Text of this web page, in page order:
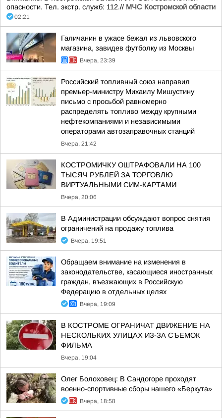
опасности. Тел. экстр. служб: 112.// МЧС Костромской области
02:21
Галичанин в ужасе бежал из львовского
магазина, завидев футболку из Москвы
Вчера, 23:39
Российский топливный союз направил
премьер-министру Михаилу Мишустину
письмо с просьбой равномерно
распределять топливо между крупными
нефтекомпаниями и независимыми
операторами автозаправочных станций
Вчера, 21:42
КОСТРОМИЧКУ ОШТРАФОВАЛИ НА 100
ТЫСЯЧ РУБЛЕЙ ЗА ТОРГОВЛЮ
ВИРТУАЛЬНЫМИ СИМ-КАРТАМИ
Вчера, 20:06
В Администрации обсуждают вопрос снятия
ограничений на продажу топлива
Вчера, 19:51
Обращаем внимание на изменения в
законодательстве, касающиеся иностранных
граждан, въезжающих в Российскую
Федерацию в отдельных целях
Вчера, 19:09
В КОСТРОМЕ ОГРАНИЧАТ ДВИЖЕНИЕ НА
НЕСКОЛЬКИХ УЛИЦАХ ИЗ-ЗА СЪЕМОК
ФИЛЬМА
Вчера, 19:04
Олег Болоховец: В Сандогоре проходят
военно-спортивные сборы нашего «Беркута»
Вчера, 18:58